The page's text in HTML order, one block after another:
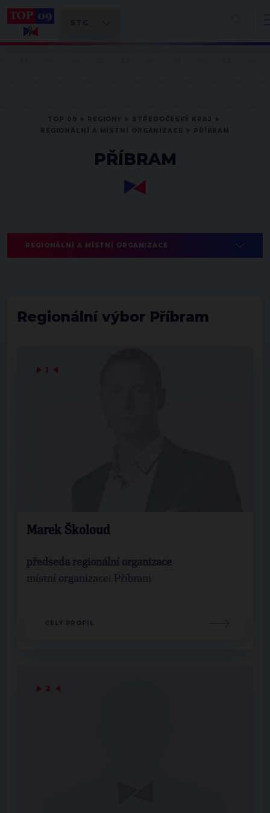
PŘÍBRAM
REGIONÁLNÍ A MÍSTNÍ ORGANIZACE
Regionální výbor Příbram
▶ 1 ◀
Marek Školoud
předseda regionální organizace
místní organizace: Příbram
CELÝ PROFIL
▶ 2 ◀